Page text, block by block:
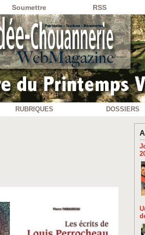
Soumettre RSS
RUBRIQUES DOSSIERS